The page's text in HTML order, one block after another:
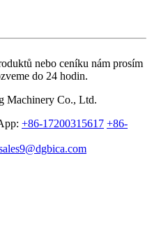
nebo ceníku nám prosím
do 24 hodin.
Machinery Co., Ltd.
+86-17200315617 +86-